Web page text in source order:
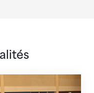
objectifs clairs